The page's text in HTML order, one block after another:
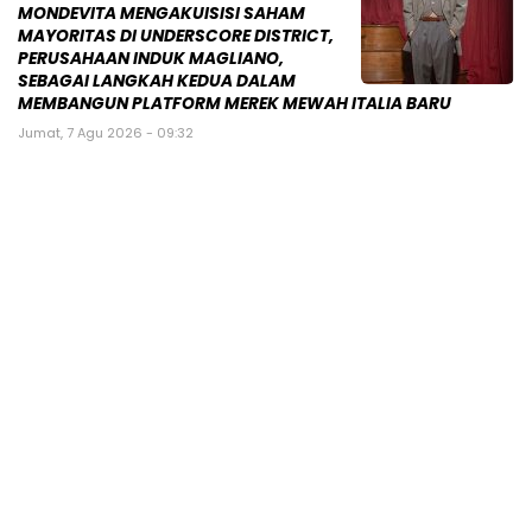
MONDEVITA MENGAKUISISI SAHAM
MAYORITAS DI UNDERSCORE DISTRICT,
PERUSAHAAN INDUK MAGLIANO,
SEBAGAI LANGKAH KEDUA DALAM
MEMBANGUN PLATFORM MEREK MEWAH ITALIA BARU
Jumat, 7 Agu 2026 - 09:32